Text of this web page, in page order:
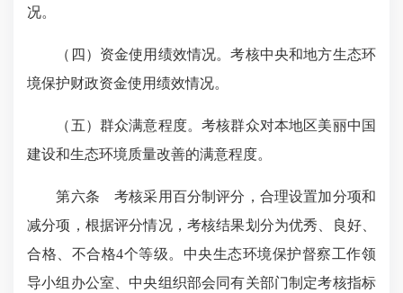
况。
（四）资金使用绩效情况。考核中央和地方生态环
境保护财政资金使用绩效情况。
（五）群众满意程度。考核群众对本地区美丽中国
建设和生态环境质量改善的满意程度。
第六条 考核采用百分制评分，合理设置加分项和
减分项，根据评分情况，考核结果划分为优秀、良好、
合格、不合格4个等级。中央生态环境保护督察工作领
导小组办公室、中央组织部会同有关部门制定考核指标